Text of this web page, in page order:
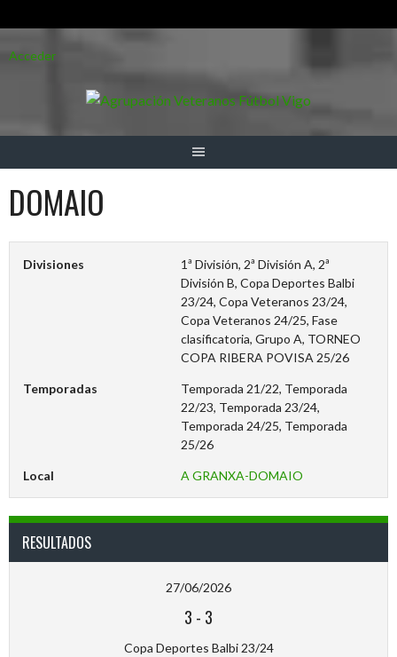
alAcceder
DOMAIO
Divisiones
1ª División, 2ª División A, 2ª
División B, Copa Deportes Balbi
23/24, Copa Veteranos 23/24,
Copa Veteranos 24/25, Fase
clasificatoria, Grupo A, TORNEO
COPA RIBERA POVISA 25/26
Temporadas
Temporada 21/22, Temporada
22/23, Temporada 23/24,
Temporada 24/25, Temporada
25/26
Local A GRANXA-DOMAIO
RESULTADOS
27/06/2026
3 - 3
Copa Deportes Balbi 23/24